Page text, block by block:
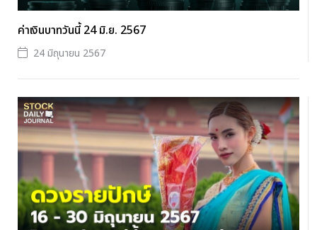
ค่าเงินบาทวันนี้ 24 มิ.ย. 2567
24 มิถุนายน 2567